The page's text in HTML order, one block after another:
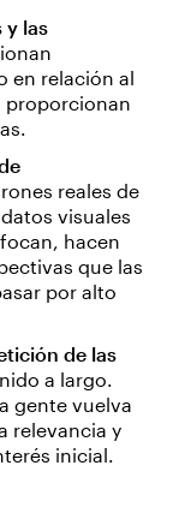
y las
en relación al
proporcionan
reales de
visuales
hacen
que las
por alto
de las
a largo.
gente vuelva
relevancia y
inicial.